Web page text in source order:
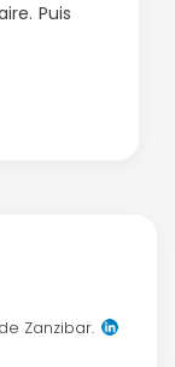
Puis
Zanzibar.